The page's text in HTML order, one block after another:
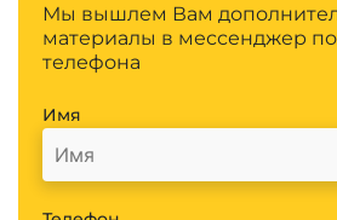
Мы вышлем Вам
материалы в мессенджер
телефона
Имя